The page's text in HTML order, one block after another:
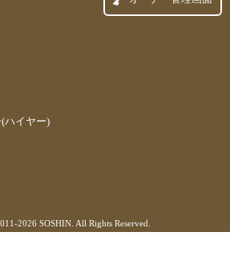
イヤー)
2026 SOSHIN. All Rights Reserved.